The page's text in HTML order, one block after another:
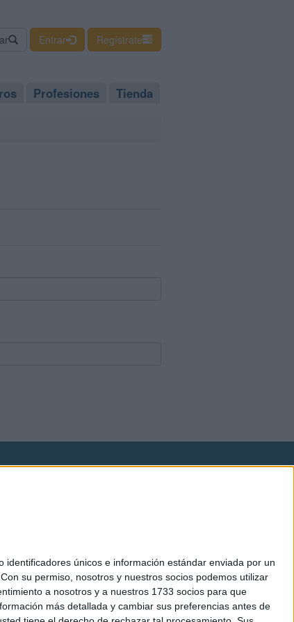
únicos e información estándar enviada por un
Con su permiso, nosotros y nuestros socios podemos utilizar
a nosotros y a nuestros 1733 socios para que
más detallada y cambiar sus preferencias antes de
Entrar Regístrate
Profesiones Tienda
91 593 2767